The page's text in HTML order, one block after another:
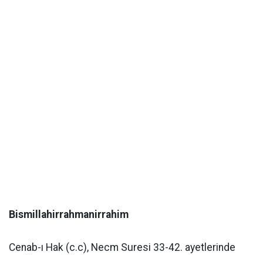
Bismillahirrahmanirrahim
Cenab-ı Hak (c.c), Necm Suresi 33-42. ayetlerinde